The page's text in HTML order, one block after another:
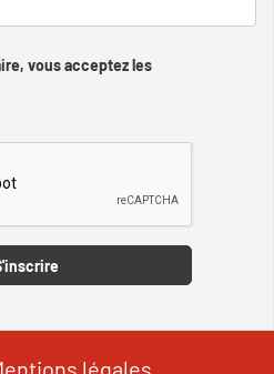
vous acceptez les
légales